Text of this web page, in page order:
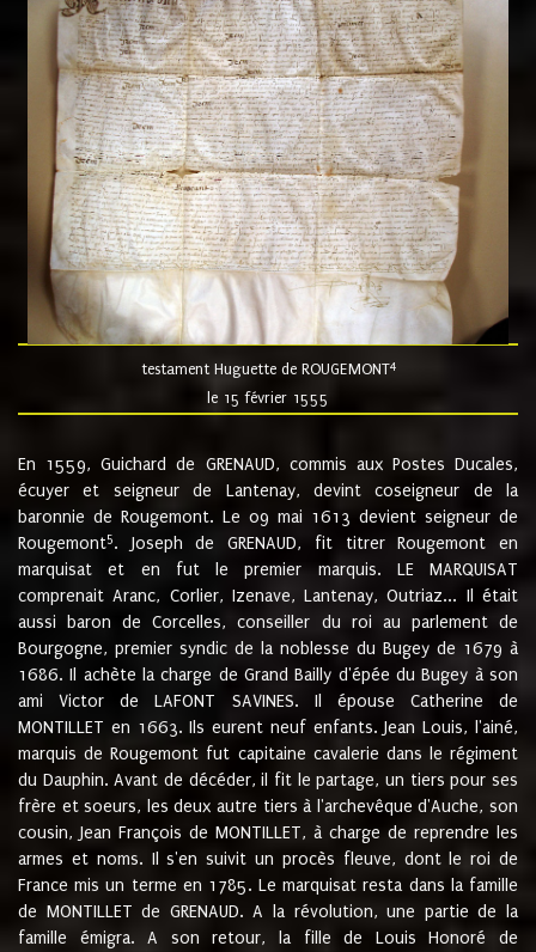
testament Huguette de ROUGEMONT4
le 15 février 1555
En 1559, Guichard de GRENAUD, commis aux Postes Ducales,
écuyer et seigneur de Lantenay, devint coseigneur de la
baronnie de Rougemont. Le 09 mai 1613 devient seigneur de
Rougemont5. Joseph de GRENAUD, fit titrer Rougemont en
marquisat et en fut le premier marquis. LE MARQUISAT
comprenait Aranc, Corlier, Izenave, Lantenay, Outriaz... Il était
aussi baron de Corcelles, conseiller du roi au parlement de
Bourgogne, premier syndic de la noblesse du Bugey de 1679 à
1686. Il achète la charge de Grand Bailly d'épée du Bugey à son
ami Victor de LAFONT SAVINES. Il épouse Catherine de
MONTILLET en 1663. Ils eurent neuf enfants. Jean Louis, l'ainé,
marquis de Rougemont fut capitaine cavalerie dans le régiment
du Dauphin. Avant de décéder, il fit le partage, un tiers pour ses
frère et soeurs, les deux autre tiers à l'archevêque d'Auche, son
cousin, Jean François de MONTILLET, à charge de reprendre les
armes et noms. Il s'en suivit un procès fleuve, dont le roi de
France mis un terme en 1785. Le marquisat resta dans la famille
de MONTILLET de GRENAUD. A la révolution, une partie de la
famille émigra. A son retour, la fille de Louis Honoré de